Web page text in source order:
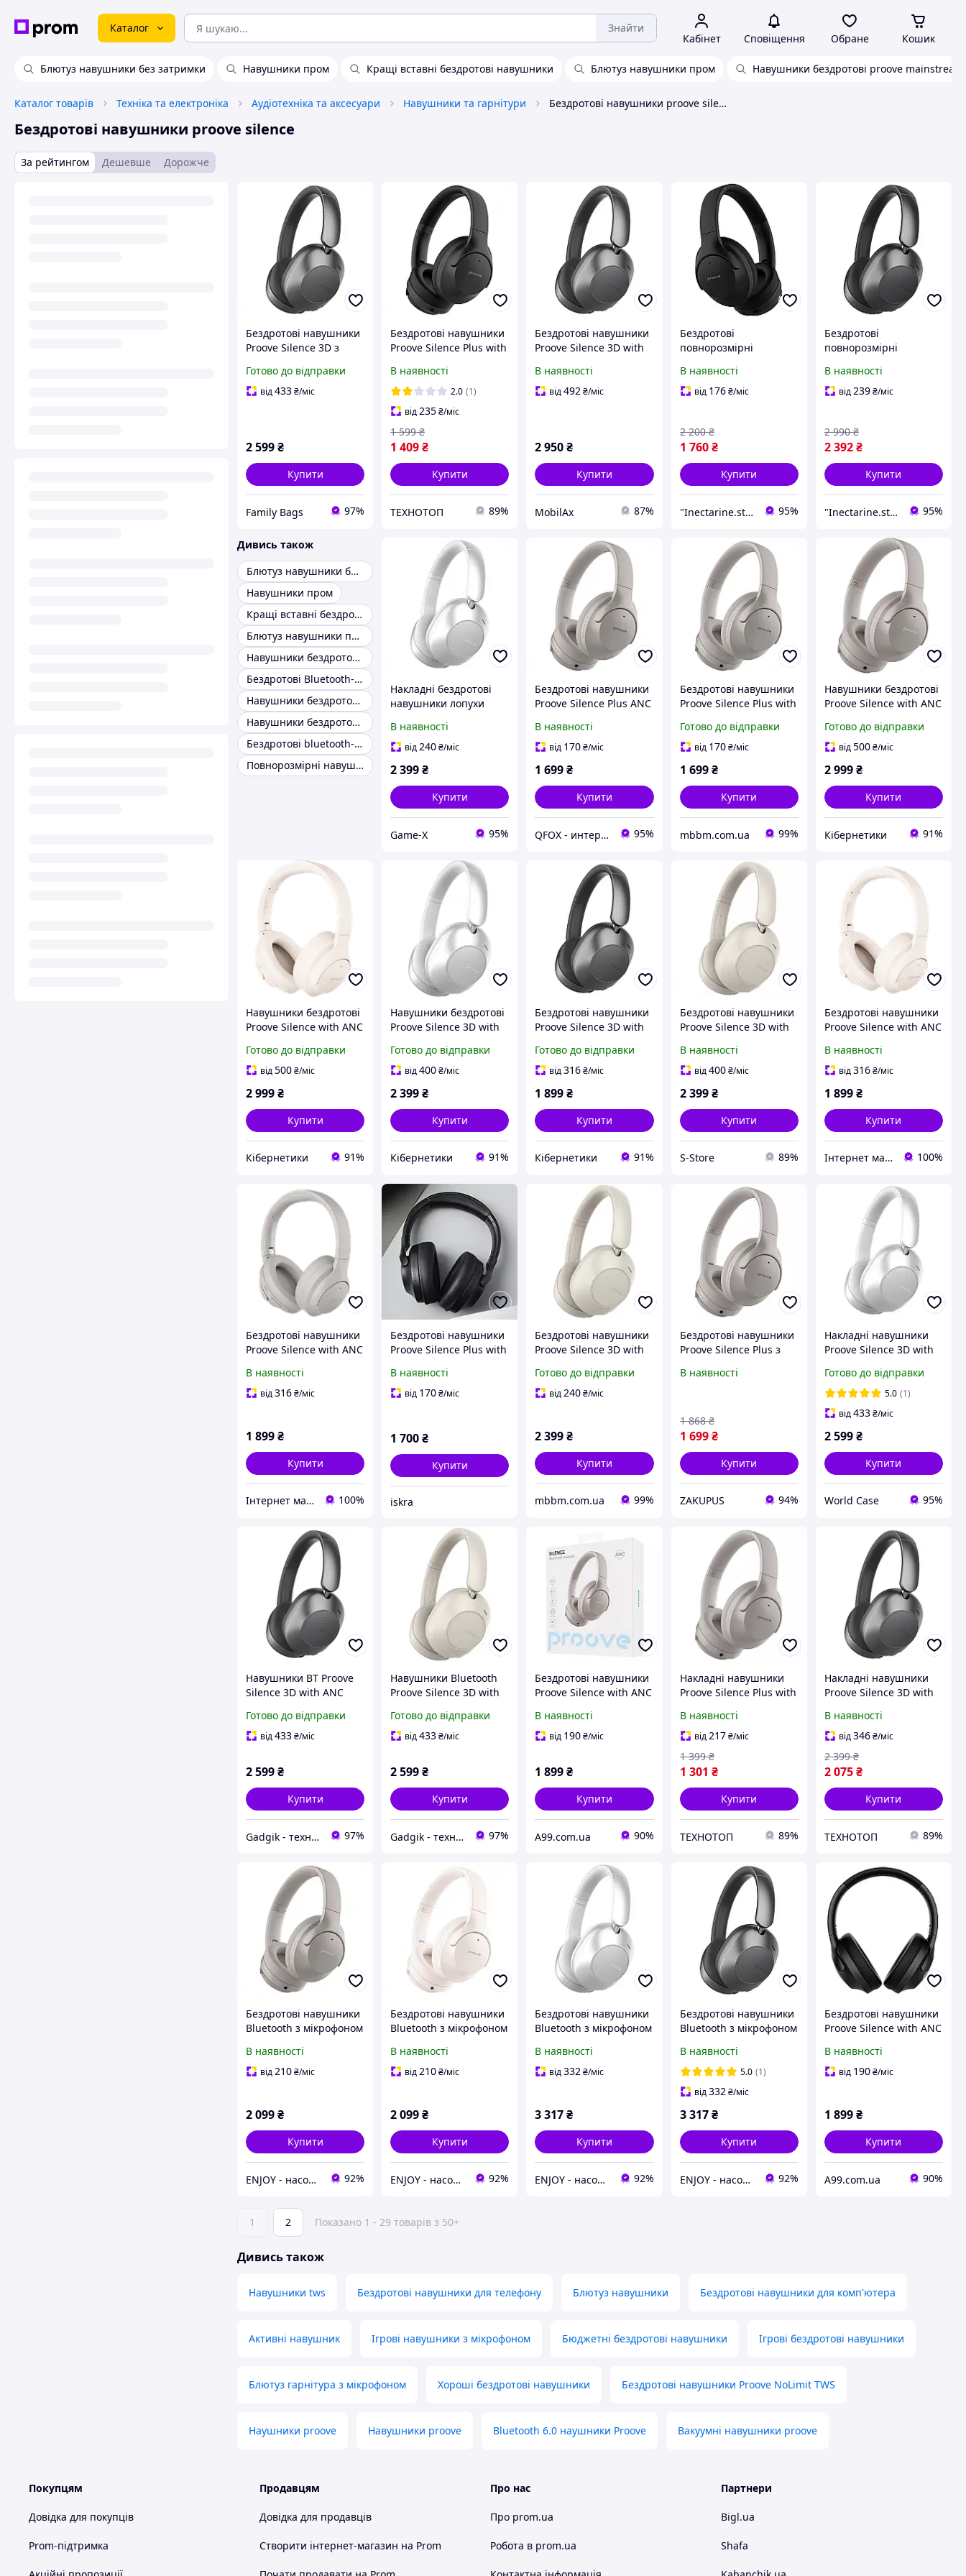
Каталог Знайти
Кабінет Сповіщення Обране Кошик
Блютуз навушники без затримки Навушники пром Кращі вставні бездротові навушники Блютуз навушники пром Навушники бездротові proove mainstream
Каталог товарів Техніка та електроніка Аудіотехніка та аксесуари Навушники та гарнітури Бездротові навушники proove silence
Бездротові навушники proove silence
За рейтингом Дешевше Дорожче
Бездротові навушники
Proove Silence 3D з
dark gray
Готово до відправки
від433₴/міс
2 599₴
Купити
Family Bags 97%
Бездротові навушники
Proove Silence Plus with
В наявності
2.0 (1)
від235₴/міс
1 409₴
1 599 ₴
Купити
ТЕХНОТОП 89%
Бездротові навушники
Proove Silence 3D with
Type-C, 40 мм, до 75
годин роботи)
В наявності
від492₴/міс
2 950₴
Купити
MobilAx 87%
Бездротові
повнорозмірні
Proove Silence Plus with
ANC з
В наявності
від 176 ₴/міс
1 760 ₴
2 200 ₴
Купити
"Inectarine.store" інтернет-магазин 95%
Бездротові
повнорозмірні
Proove Silence 3D with
ANC з
В наявності
від239₴/міс
2 392₴
2 990 ₴
Купити
"Inectarine.store" інтернет-магазин 95%
Дивись також
Блютуз навушники без затримки
Навушники пром
Кращі вставні бездротові навушники
Блютуз навушники пром
Навушники бездротові proove mainstream
Бездротові Bluetooth-навушники Proove
Навушники бездротові proove mainstream tws
Навушники бездротові proove freestyler tws
Бездротові bluetooth-навушники proove tender
Повнорозмірні навушники proove
Накладні бездротові
навушники лопухи
ANC light gray
В наявності
від240₴/міс
2 399₴
Купити
Game-X 95%
Бездротові навушники
Proove Silence Plus ANC
В наявності
від 170₴/міс
1 699₴
Купити
QFOX - интернет магазин 95%
Бездротові навушники
Proove Silence Plus with
(HPSLP0010003) Сірий
Готово до відправки
від 170 ₴/міс
1 699 ₴
Купити
mbbm.com.ua 99%
Навушники бездротові
Proove Silence with ANC
Готово до відправки
від500₴/міс
2 999₴
Купити
Кібернетики 91%
Навушники бездротові
Proove Silence with ANC
Готово до відправки
від500₴/міс
2 999₴
Купити
Кібернетики 91%
Навушники бездротові
Proove Silence 3D with
Готово до відправки
від400₴/міс
2 399₴
Купити
Кібернетики 91%
Бездротові навушники
Proove Silence 3D with
Готово до відправки
від316₴/міс
1 899₴
Купити
Кібернетики 91%
Бездротові навушники
Proove Silence 3D with
Type-C / 1200 мАг Beige
(HPSL00020007)
В наявності
від400 ₴/міс
2 399 ₴
Купити
S-Store 89%
Бездротові навушники
Proove Silence with ANC
В наявності
від316₴/міс
1 899₴
Купити
Інтернет магазин ipeoplestore 100%
Бездротові навушники
Proove Silence with ANC
В наявності
від316₴/міс
1 899₴
Купити
Інтернет магазин ipeoplestore 100%
Бездротові навушники
Proove Silence Plus with
В наявності
від 170₴/міс
1 700₴
Купити
iskra
Бездротові навушники
Proove Silence 3D with
(HPSL00020007)
Бежевий
Готово до відправки
від240₴/міс
2 399₴
Купити
mbbm.com.ua 99%
Бездротові навушники
Proove Silence Plus з
шумопоглинанням та
Grey
В наявності
1 699 ₴
1 868 ₴
Купити
ZAKUPUS 94%
Накладні навушники
Proove Silence 3D with
Готово до відправки
5.0 (1)
від433₴/міс
2 599₴
Купити
World Case 95%
Навушники BT Proove
Silence 3D with ANC
Готово до відправки
від433₴/міс
2 599₴
Купити
Gadgik - техніка та аксесуари 97%
Навушники Bluetooth
Proove Silence 3D with
(HPSL00020007)
Готово до відправки
від433₴/міс
2 599₴
Купити
Gadgik - техніка та аксесуари 97%
Бездротові навушники
Proove Silence with ANC
В наявності
від 190₴/міс
1 899₴
Купити
A99.com.ua 90%
Накладні навушники
Proove Silence Plus with
В наявності
від217 ₴/міс
1 301 ₴
1 399 ₴
Купити
ТЕХНОТОП 89%
Накладні навушники
Proove Silence 3D with
В наявності
від346₴/міс
2 075₴
2 399 ₴
Купити
ТЕХНОТОП 89%
Бездротові навушники
Bluetooth з мікрофоном
|BT5.3, 25H, AUX, Type-
C| Сірий
В наявності
від210₴/міс
2 099₴
Купити
ENJOY - насолоджуйтесь покупками разом з нами! 92%
Бездротові навушники
Bluetooth з мікрофоном
|BT5.3, 25H, AUX, Type-
C| Бежевий
В наявності
від210₴/міс
2 099₴
Купити
ENJOY - насолоджуйтесь покупками разом з нами! 92%
Бездротові навушники
Bluetooth з мікрофоном
|BT5.3, 25H, AUX, Type-
C| light gray
В наявності
від332₴/міс
3 317₴
Купити
ENJOY - насолоджуйтесь покупками разом з нами! 92%
Бездротові навушники
Bluetooth з мікрофоном
|BT5.3, 25H, AUX, Type-
C| light gray
В наявності
5.0 (1)
від332 ₴/міс
3 317 ₴
Купити
ENJOY - насолоджуйтесь покупками разом з нами! 92%
Бездротові навушники
Proove Silence with ANC
В наявності
від 190₴/міс
1 899₴
Купити
A99.com.ua 90%
1 2 Показано 1 - 29 товарів з 50+
Дивись також
Навушники tws Бездротові навушники для телефону Блютуз навушники Бездротові навушники для комп'ютера
Активні навушник Ігрові навушники з мікрофоном Бюджетні бездротові навушники Ігрові бездротові навушники
Блютуз гарнітура з мікрофоном Хороші бездротові навушники Бездротові навушники Proove NoLimit TWS
Наушники proove Навушники proove Bluetooth 6.0 наушники Proove Вакуумні навушники proove
Покупцям
Довідка для покупців
Prom-підтримка
Продавцям
Довідка для продавців
Створити інтернет-магазин на Prom
Про нас
Про prom.ua
Робота в prom.ua
Партнери
Bigl.ua
Shafa